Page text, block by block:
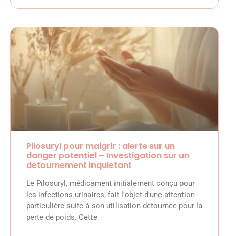
Pilosuryl pour maigrir : alerte sur un
danger potentiel – Investigation sur un
detournement inquietant
Le Pilosuryl, médicament initialement conçu pour
les infections urinaires, fait l'objet d'une attention
particulière suite à son utilisation détournée pour la
perte de poids. Cette